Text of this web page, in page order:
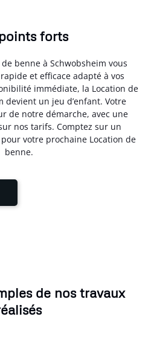
forts
benne à Schwobsheim vous
et efficace adapté à vos
immédiate, la Location de
devient un jeu d’enfant. Votre
de notre démarche, avec une
nos tarifs. Comptez sur un
votre prochaine Location de
benne.
de nos travaux